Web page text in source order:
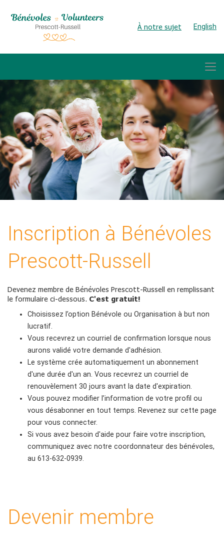
À notre sujet English
Inscription à Bénévoles
Prescott-Russell
Devenez membre de Bénévoles Prescott-Russell en remplissant
le formulaire ci-dessous. C'est gratuit!
Choisissez l’option Bénévole ou Organisation à but non
lucratif.
Vous recevrez un courriel de confirmation lorsque nous
aurons validé votre demande d'adhésion.
Le système crée automatiquement un abonnement
d'une durée d'un an. Vous recevrez un courriel de
renouvèlement 30 jours avant la date d'expiration.
Vous pouvez modifier l’information de votre profil ou
vous désabonner en tout temps. Revenez sur cette page
pour vous connecter.
Si vous avez besoin d'aide pour faire votre inscription,
communiquez avec notre coordonnateur des bénévoles,
au 613-632-0939.
Devenir membre